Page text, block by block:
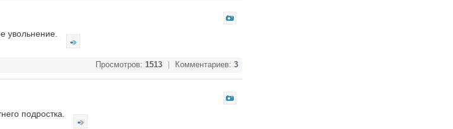
увольнение.
Просмотров: 1513 Комментариев: 3
подростка.